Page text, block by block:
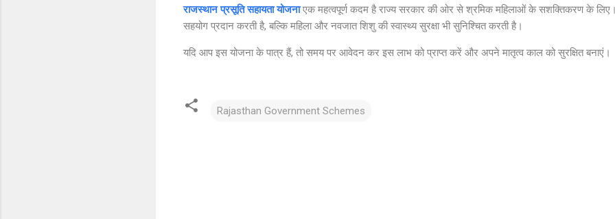
राजस्थान प्रसूति सहायता योजनाएक महत्वपूर्ण कदम है राज्य सरकार की ओर से श्रमिक महिलाओं के सशक्तिकरण के
सहयोग प्रदान करती है, बल्कि महिला और नवजात शिशु की स्वास्थ्य सुरक्षा भी सुनिश्चित करती है।
यदि आप इस योजना के पात्र हैं, तो समय पर आवेदन कर इस लाभ को प्राप्त करें और अपने मातृत्व काल को सुरक्षित बनाएं।
Rajasthan Government Schemes